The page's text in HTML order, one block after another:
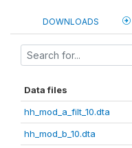
DOWNLOADS
Data files
hh_mod_a_filt_10.dta
hh_mod_b_10.dta